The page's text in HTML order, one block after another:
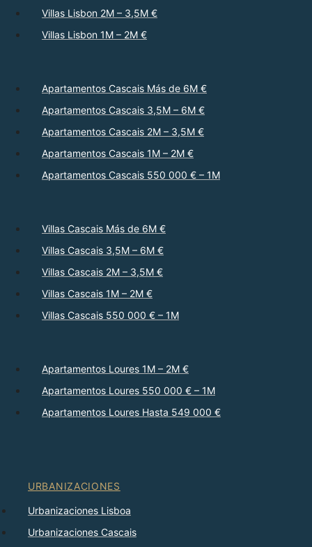
Villas Lisbon 2M – 3,5M €
Villas Lisbon 1M – 2M €
Apartamentos Cascais Más de 6M €
Apartamentos Cascais 3,5M – 6M €
Apartamentos Cascais 2M – 3,5M €
Apartamentos Cascais 1M – 2M €
Apartamentos Cascais 550 000 € – 1M
Villas Cascais Más de 6M €
Villas Cascais 3,5M – 6M €
Villas Cascais 2M – 3,5M €
Villas Cascais 1M – 2M €
Villas Cascais 550 000 € – 1M
Apartamentos Loures 1M – 2M €
Apartamentos Loures 550 000 € – 1M
Apartamentos Loures Hasta 549 000 €
URBANIZACIONES
Urbanizaciones Lisboa
Urbanizaciones Cascais